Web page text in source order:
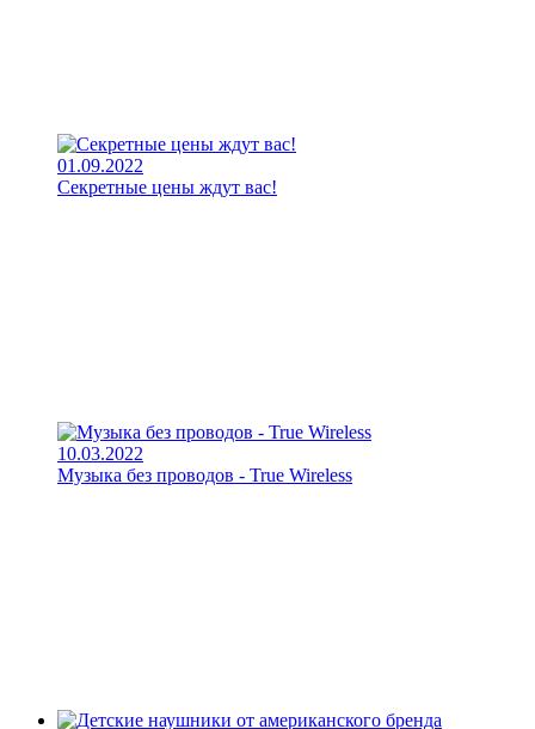
01.09.2022
Секретные цены ждут вас!
10.03.2022
Музыка без проводов - True Wireless